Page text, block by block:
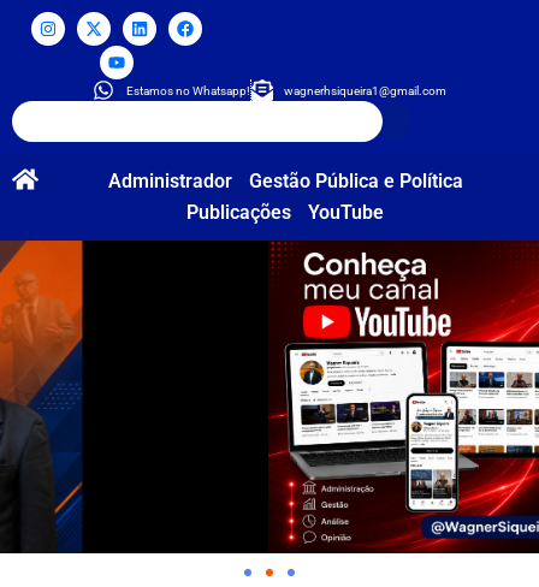
Estamos no Whatsapp! wagnerhsiqueira1@gmail.com
Administrador
Gestão Pública e Política
Publicações
YouTube